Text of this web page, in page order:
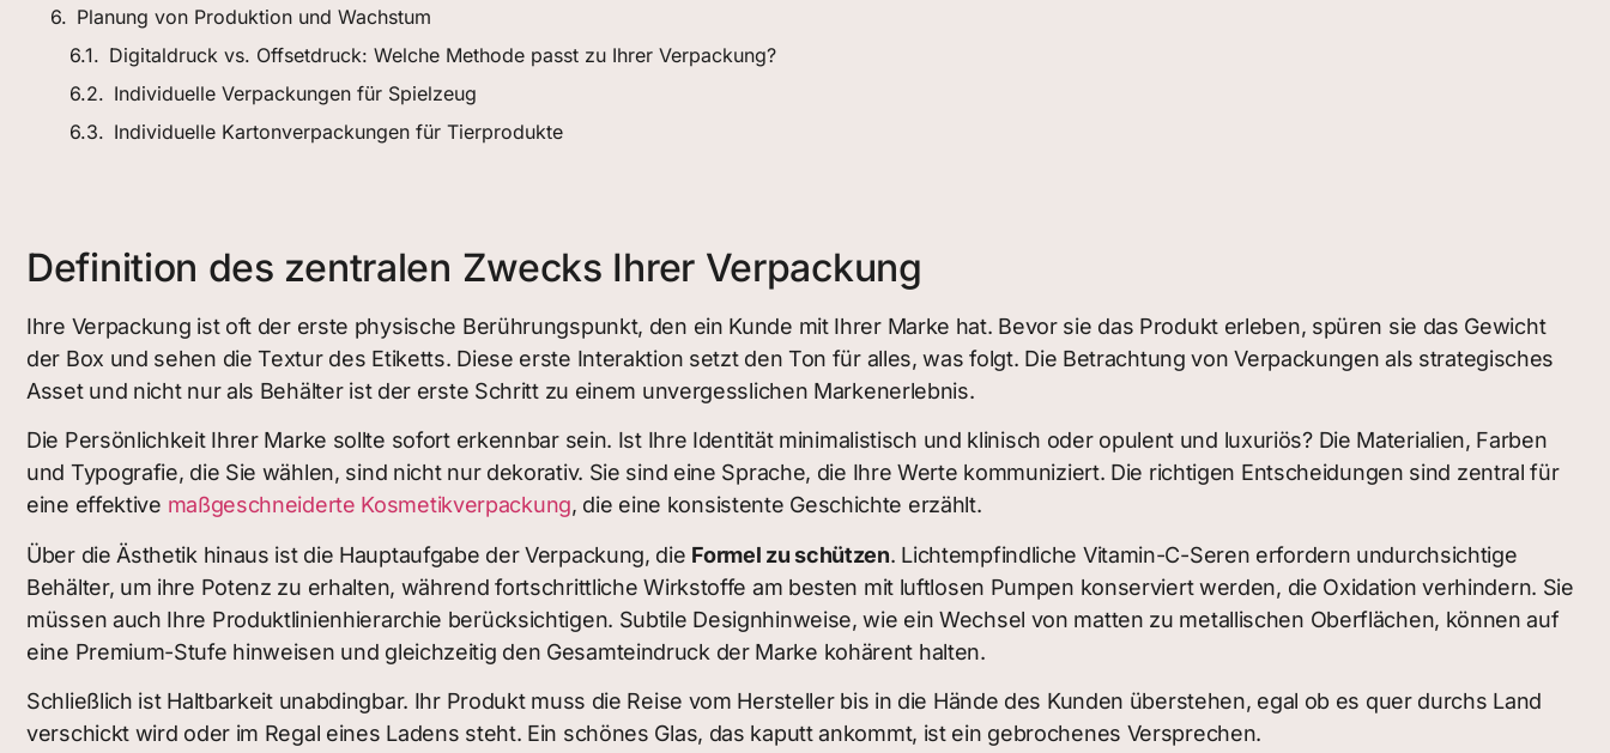
Planung von Produktion und Wachstum
Digitaldruck vs. Offsetdruck: Welche Methode passt zu Ihrer Verpackung?
Individuelle Verpackungen für Spielzeug
Individuelle Kartonverpackungen für Tierprodukte
Definition des zentralen Zwecks Ihrer Verpackung
Ihre Verpackung ist oft der erste physische Berührungspunkt, den ein Kunde mit Ihrer Marke hat. Bevor sie das Produkt erleben, spüren sie das Gewicht
der Box und sehen die Textur des Etiketts. Diese erste Interaktion setzt den Ton für alles, was folgt. Die Betrachtung von Verpackungen als strategisches
Asset und nicht nur als Behälter ist der erste Schritt zu einem unvergesslichen Markenerlebnis.
Die Persönlichkeit Ihrer Marke sollte sofort erkennbar sein. Ist Ihre Identität minimalistisch und klinisch oder opulent und luxuriös? Die Materialien, Farben
und Typografie, die Sie wählen, sind nicht nur dekorativ. Sie sind eine Sprache, die Ihre Werte kommuniziert. Die richtigen Entscheidungen sind zentral für
eine effektive maßgeschneiderte Kosmetikverpackung, die eine konsistente Geschichte erzählt.
Über die Ästhetik hinaus ist die Hauptaufgabe der Verpackung, die Formel zu schützen. Lichtempfindliche Vitamin-C-Seren erfordern undurchsichtige
Behälter, um ihre Potenz zu erhalten, während fortschrittliche Wirkstoffe am besten mit luftlosen Pumpen konserviert werden, die Oxidation verhindern. Sie
müssen auch Ihre Produktlinienhierarchie berücksichtigen. Subtile Designhinweise, wie ein Wechsel von matten zu metallischen Oberflächen, können auf
eine Premium-Stufe hinweisen und gleichzeitig den Gesamteindruck der Marke kohärent halten.
Schließlich ist Haltbarkeit unabdingbar. Ihr Produkt muss die Reise vom Hersteller bis in die Hände des Kunden überstehen, egal ob es quer durchs Land
verschickt wird oder im Regal eines Ladens steht. Ein schönes Glas, das kaputt ankommt, ist ein gebrochenes Versprechen.